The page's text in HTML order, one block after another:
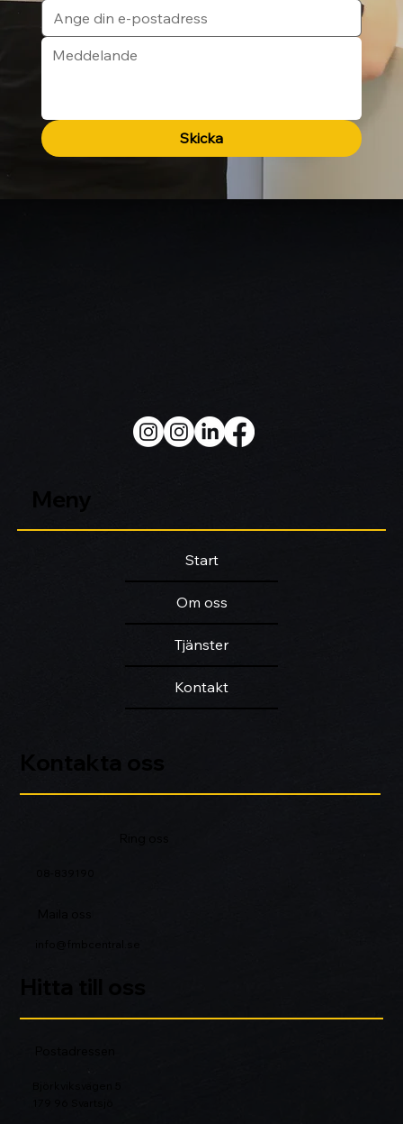
Skicka
Kontakta oss
Hitta till oss
Meny
Start
Om oss
Tjänster
Kontakt